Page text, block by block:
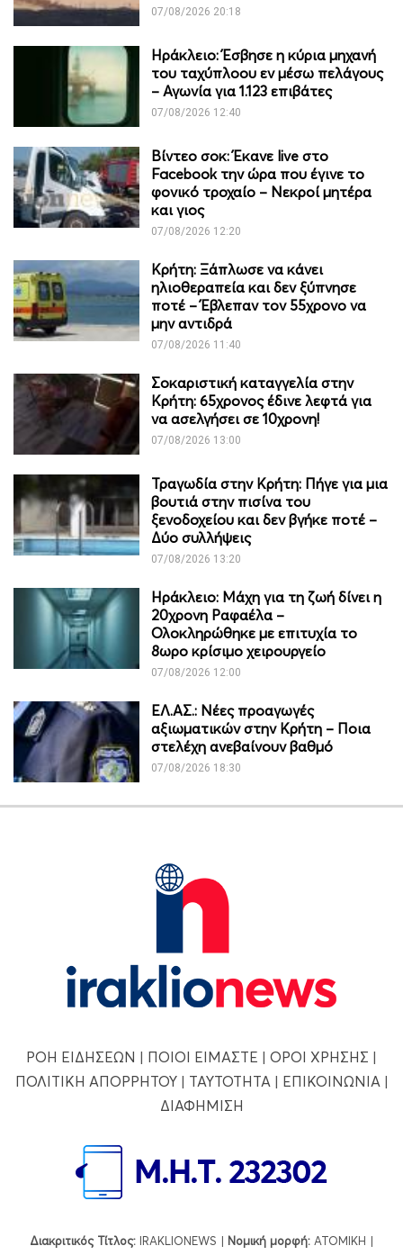
07/08/2026 20:18
Ηράκλειο: Έσβησε η κύρια μηχανή
του ταχύπλοου εν μέσω πελάγους
– Αγωνία για 1.123 επιβάτες
07/08/2026 12:40
Βίντεο σοκ: Έκανε live στο
Facebook την ώρα που έγινε το
φονικό τροχαίο – Νεκροί μητέρα
και γιος
07/08/2026 12:20
Κρήτη: Ξάπλωσε να κάνει
ηλιοθεραπεία και δεν ξύπνησε
ποτέ – Έβλεπαν τον 55χρονο να
μην αντιδρά
07/08/2026 11:40
Σοκαριστική καταγγελία στην
Κρήτη: 65χρονος έδινε λεφτά για
να ασελγήσει σε 10χρονη!
07/08/2026 13:00
Τραγωδία στην Κρήτη: Πήγε για μια
βουτιά στην πισίνα του
ξενοδοχείου και δεν βγήκε ποτέ –
Δύο συλλήψεις
07/08/2026 13:20
Ηράκλειο: Μάχη για τη ζωή δίνει η
20χρονη Ραφαέλα –
Ολοκληρώθηκε με επιτυχία το
8ωρο κρίσιμο χειρουργείο
07/08/2026 12:00
ΕΛ.ΑΣ.: Νέες προαγωγές
αξιωματικών στην Κρήτη – Ποια
στελέχη ανεβαίνουν βαθμό
07/08/2026 18:30
ΡΟΗ ΕΙΔΗΣΕΩΝ | ΠΟΙΟΙ ΕΙΜΑΣΤΕ | ΟΡΟΙ ΧΡΗΣΗΣ |
ΠΟΛΙΤΙΚΗ ΑΠΟΡΡΗΤΟΥ| ΤΑΥΤΟΤΗΤΑ | ΕΠΙΚΟΙΝΩΝΙΑ |
ΔΙΑΦΗΜΙΣΗ
Διακριτικός Τίτλος: IRAKLIONEWS | Νομική μορφή: ΑΤΟΜΙΚΗ |